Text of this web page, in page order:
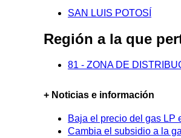
SAN LUIS POTOSÍ
Región a la que
81 - ZONA DE
+ Noticias e información
Baja el precio del gas LP
Cambia el subsidio a la